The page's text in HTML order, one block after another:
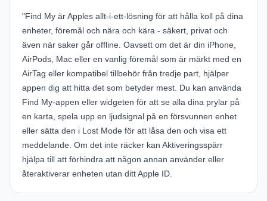
"Find My är Apples allt-i-ett-lösning för att hålla koll på dina
enheter, föremål och nära och kära - säkert, privat och
även när saker går offline. Oavsett om det är din iPhone,
AirPods, Mac eller en vanlig föremål som är märkt med en
AirTag eller kompatibel tillbehör från tredje part, hjälper
appen dig att hitta det som betyder mest. Du kan använda
Find My-appen eller widgeten för att se alla dina prylar på
en karta, spela upp en ljudsignal på en försvunnen enhet
eller sätta den i Lost Mode för att låsa den och visa ett
meddelande. Om det inte räcker kan Aktiveringsspärr
hjälpa till att förhindra att någon annan använder eller
återaktiverar enheten utan ditt Apple ID.